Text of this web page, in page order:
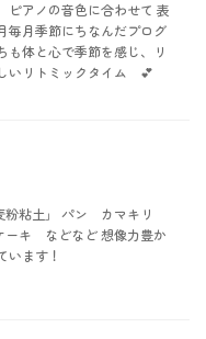
ピアノの音色に合わせて 表
毎月季節にちなんだプログ
も体と心で季節を感じ、リ
いリトミックタイム 💕
粉粘土」 パン カマキリ
キ などなど 想像力豊か
います！